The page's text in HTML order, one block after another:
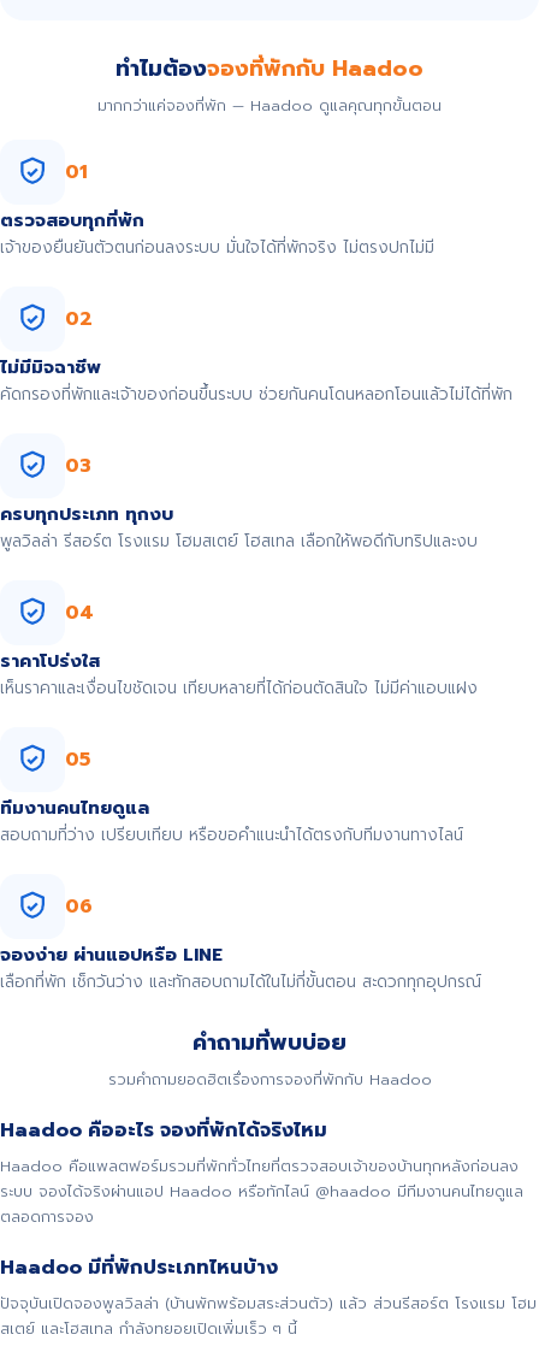
ทำไมต้องจองที่พักกับ Haadoo
มากกว่าแค่จองที่พัก — Haadoo ดูแลคุณทุกขั้นตอน
01
ตรวจสอบทุกที่พัก
เจ้าของยืนยันตัวตนก่อนลงระบบ มั่นใจได้ที่พักจริง ไม่ตรงปกไม่มี
02
ไม่มีมิจฉาชีพ
คัดกรองที่พักและเจ้าของก่อนขึ้นระบบ ช่วยกันคนโดนหลอกโอนแล้วไม่ได้ที่พัก
03
ครบทุกประเภท ทุกงบ
พูลวิลล่า รีสอร์ต โรงแรม โฮมสเตย์ โฮสเทล เลือกให้พอดีกับทริปและงบ
04
ราคาโปร่งใส
เห็นราคาและเงื่อนไขชัดเจน เทียบหลายที่ได้ก่อนตัดสินใจ ไม่มีค่าแอบแฝง
05
ทีมงานคนไทยดูแล
สอบถามที่ว่าง เปรียบเทียบ หรือขอคำแนะนำได้ตรงกับทีมงานทางไลน์
06
จองง่าย ผ่านแอปหรือ LINE
เลือกที่พัก เช็กวันว่าง และทักสอบถามได้ในไม่กี่ขั้นตอน สะดวกทุกอุปกรณ์
คำถามที่พบบ่อย
รวมคำถามยอดฮิตเรื่องการจองที่พักกับ Haadoo
Haadoo คืออะไร จองที่พักได้จริงไหม
Haadoo คือแพลตฟอร์มรวมที่พักทั่วไทยที่ตรวจสอบเจ้าของบ้านทุกหลังก่อนลง
ระบบ จองได้จริงผ่านแอป Haadoo หรือทักไลน์ @haadoo มีทีมงานคนไทยดูแล
ตลอดการจอง
Haadoo มีที่พักประเภทไหนบ้าง
ปัจจุบันเปิดจองพูลวิลล่า (บ้านพักพร้อมสระส่วนตัว) แล้ว ส่วนรีสอร์ต โรงแรม โฮม
สเตย์ และโฮสเทล กำลังทยอยเปิดเพิ่มเร็ว ๆ นี้